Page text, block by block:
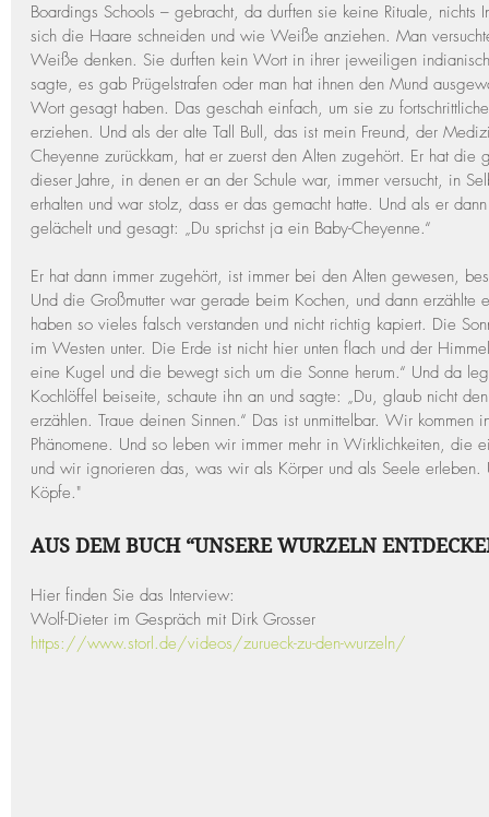
Boardings Schools – gebracht, da durften sie keine Rituale, nichts
sich die Haare schneiden und wie Weiße anziehen. Man
Weiße denken. Sie durften kein Wort in ihrer jeweiligen
sagte, es gab Prügelstrafen oder man hat ihnen den Mund
Wort gesagt haben. Das geschah einfach, um sie zu
erziehen. Und als der alte Tall Bull, das ist mein Freund, der
Cheyenne zurückkam, hat er zuerst den Alten zugehört. Er hat
dieser Jahre, in denen er an der Schule war, immer versucht, in
erhalten und war stolz, dass er das gemacht hatte. Und als er
gelächelt und gesagt: „Du sprichst ja ein Baby-Cheyenne.“
Er hat dann immer zugehört, ist immer bei den Alten gewesen,
Und die Großmutter war gerade beim Kochen, und dann
haben so vieles falsch verstanden und nicht richtig kapiert. Die
im Westen unter. Die Erde ist nicht hier unten flach und der
eine Kugel und die bewegt sich um die Sonne herum.“ Und da
Kochlöffel beiseite, schaute ihn an und sagte: „Du, glaub nicht
erzählen. Traue deinen Sinnen.“ Das ist unmittelbar. Wir
Phänomene. Und so leben wir immer mehr in Wirklichkeiten, die
und wir ignorieren das, was wir als Körper und als Seele
Köpfe."
AUS DEM BUCH “UNSERE WURZELN
Hier finden Sie das Interview:
Wolf-Dieter im Gespräch mit Dirk Grosser
https://www.storl.de/videos/zurueck-zu-den-wurzeln/